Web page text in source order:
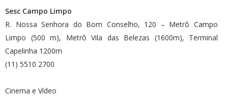
Sesc Campo Limpo
R. Nossa Senhora do Bom Conselho, 120 – Metrô Campo
Limpo (500 m), Metrô Vila das Belezas (1600m), Terminal
Capelinha 1200m
(11) 5510 2700
Cinema e Vídeo